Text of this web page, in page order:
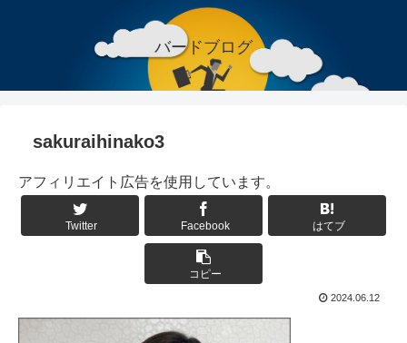
バードブログ
sakuraihinako3
アフィリエイト広告を使用しています。
Twitter Facebook はてブ
コピー
2024.06.12